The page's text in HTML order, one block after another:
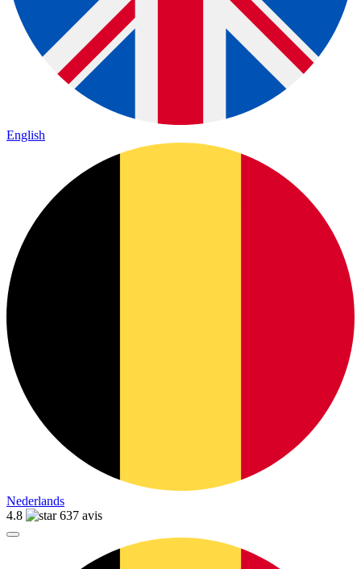
English
Nederlands
4.8
637 avis